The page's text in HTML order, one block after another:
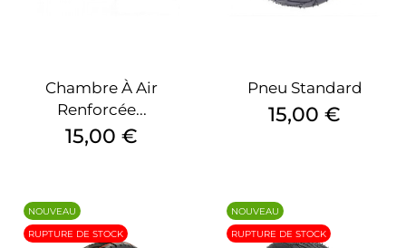
Chambre À Air
Renforcée...
Prix
15,00 €
Pneu Standard
Prix
15,00 €
NOUVEAU
RUPTURE DE STOCK
NOUVEAU
RUPTURE DE STOCK